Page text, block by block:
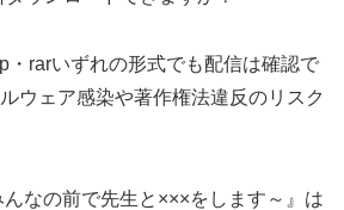
・rarいずれの形式でも配信は確認で
ウェア感染や著作権法違反のリスク
なの前で先生と×××をします～』は